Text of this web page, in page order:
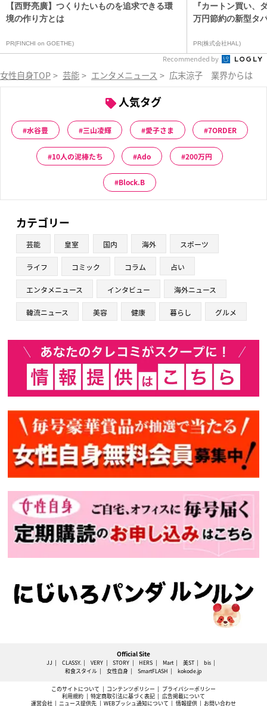
【西野亮廣】つくりたいものを追求できる環
境の作り方とは
PR(FINCHI on GOETHE)
『カートン買い、
万円節約の新型タ
PR(株式会社HAL)
Recommended by
女性自身TOP > 芸能 > エンタメニュース > 広末涼子 業界からは「
人気タグ
水谷豊 三山凌輝 愛子さま 7ORDER
10人の泥棒たち Ado 200万円
Block.B
カテゴリー
芸能 皇室 国内 海外 スポーツ
ライフ コミック コラム 占い
エンタメニュース インタビュー 海外ニュース
韓流ニュース 美容 健康 暮らし グルメ
Official Site
JJ CLASSY. VERY STORY HERS Mart 美ST
bis
和食スタイル
女性自身 SmartFLASH kokode.jp
このサイトについて コンテンツポリシー
プライバシーポリシー
利用規約
特定商取引法に基づく表記
広告掲載について
運営会社
ニュース提供先 WEBプッシュ通知について 情報提供 お問い合わせ